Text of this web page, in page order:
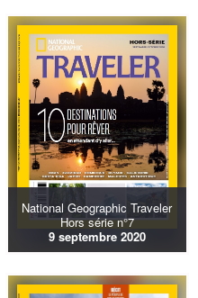
National Geographic Traveler
Hors série n°7
9 septembre 2020